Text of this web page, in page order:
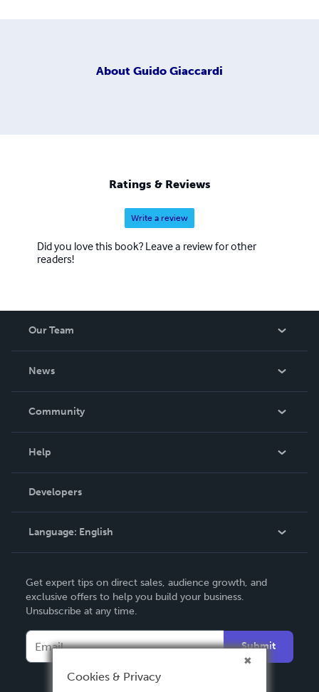
About Guido Giaccardi
Ratings & Reviews
Write a review
Did you love this book? Leave a review for other
readers!
Our Team
News
In The News
Community
Podcast
Help
Order Lookup
Knowledge Base
Contact Support
Developers
Language: English
Deutsch
Français
Español
Get expert tips on direct sales, audience growth, and
exclusive offers to help you build your business.
Unsubscribe at any time.
Submit
Cookies & Privacy